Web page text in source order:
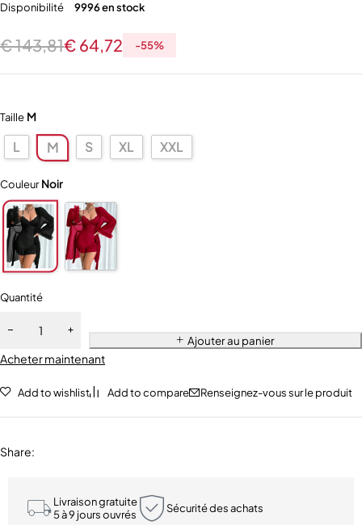
Disponibilité
9996 en stock
€143,81€ 64,72 -55%
Taille M
L M S XL XXL
Couleur Noir
Quantité
Ajouter au panier
Acheter maintenant
Add to wishlist Add to compare Renseignez-vous sur le produit
Share:
Livraison gratuite
5 à 9 jours ouvrés
Sécurité des achats